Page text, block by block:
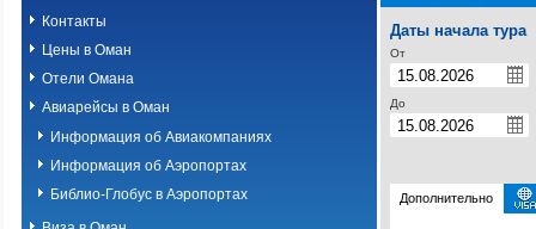
Контакты
Цены в Оман
Отели Омана
Авиарейсы в Оман
Информация об Авиакомпаниях
Информация об Аэропортах
Библио-Глобус в Аэропортах
Даты начала тура
От
До
Дополнительно